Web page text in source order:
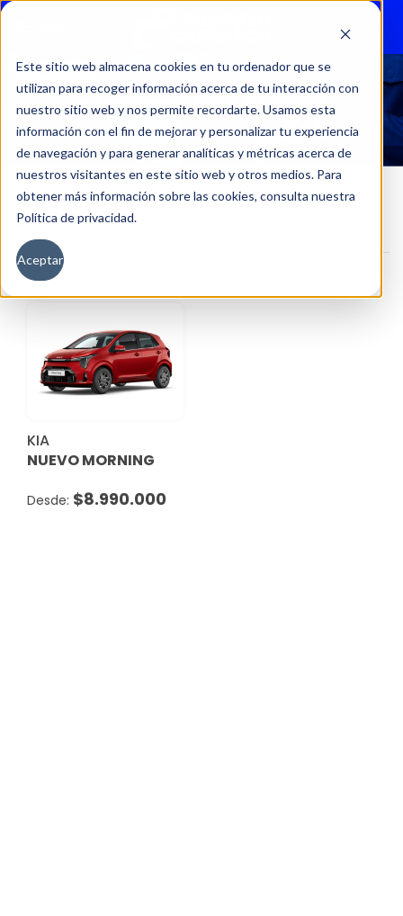
Este sitio web almacena cookies en tu ordenador que se
utilizan para recoger información acerca de tu interacción con
nuestro sitio web y nos permite recordarte. Usamos esta
información con el fin de mejorar y personalizar tu experiencia
de navegación y para generar analíticas y métricas acerca de
nuestros visitantes en este sitio web y otros medios. Para
obtener más información sobre las cookies, consulta nuestra
Política de privacidad.
Aceptar
MORNING EX 1.0L 5MT
Inicio Versión del producto
Filtros
KIA
NUEVO MORNING
$8.990.000